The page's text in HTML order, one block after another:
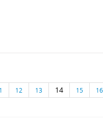
12 13 14 15 16